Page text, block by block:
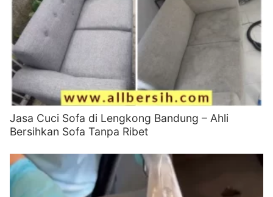
Jasa Cuci Sofa di Lengkong Bandung – Ahli
Bersihkan Sofa Tanpa Ribet